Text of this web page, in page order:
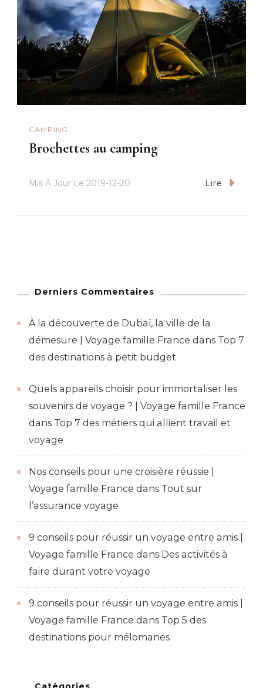
CAMPING
Brochettes au camping
Mis À Jour Le 2019-12-20 Lire
Derniers Commentaires
À la découverte de Dubaï, la ville de la
démesure | Voyage famille France dans Top 7
des destinations à petit budget
Quels appareils choisir pour immortaliser les
souvenirs de voyage ? | Voyage famille France
dans Top 7 des métiers qui allient travail et
voyage
Nos conseils pour une croisière réussie |
Voyage famille France dans Tout sur
l’assurance voyage
9 conseils pour réussir un voyage entre amis |
Voyage famille France dans Des activités à
faire durant votre voyage
9 conseils pour réussir un voyage entre amis |
Voyage famille France dans Top 5 des
destinations pour mélomanes